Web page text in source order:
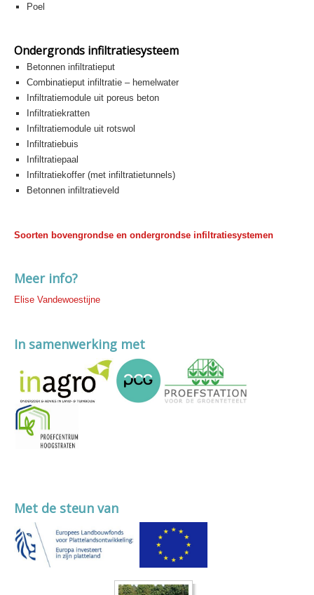
Poel
Ondergronds infiltratiesysteem
Betonnen infiltratieput
Combinatieput infiltratie – hemelwater
Infiltratiemodule uit poreus beton
Infiltratiekratten
Infiltratiemodule uit rotswol
Infiltratiebuis
Infiltratiepaal
Infiltratiekoffer (met infiltratietunnels)
Betonnen infiltratieveld
Soorten bovengrondse en ondergrondse infiltratiesystemen
Meer info?
Elise Vandewoestijne
In samenwerking met
Met de steun van